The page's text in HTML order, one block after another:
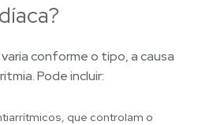
conforme o tipo, a causa
Pode incluir:
que controlam o